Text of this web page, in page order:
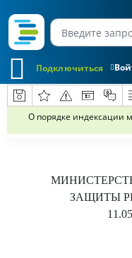
Подключиться
О порядке индексации
ЗАЩИТЫ